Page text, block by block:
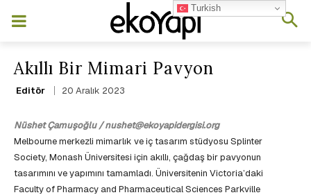
Akıllı Bir Mimari Pavyon
Editör 20 Aralık 2023
Nüshet Çamuşoğlu / nushet@ekoyapidergisi.org
Melbourne merkezli mimarlık ve iç tasarım stüdyosu Splinter
Society, Monash Üniversitesi için akıllı, çağdaş bir pavyonun
tasarımını ve yapımını tamamladı. Üniversitenin Victoria’daki
Faculty of Pharmacy and Pharmaceutical Sciences Parkville
Turkish